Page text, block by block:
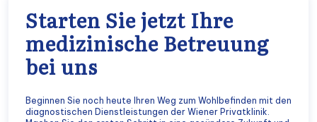
Starten Sie jetzt Ihre
medizinische Betreuung
bei uns
Beginnen Sie noch heute Ihren Weg zum Wohlbefinden mit den
diagnostischen Dienstleistungen der Wiener Privatklinik.